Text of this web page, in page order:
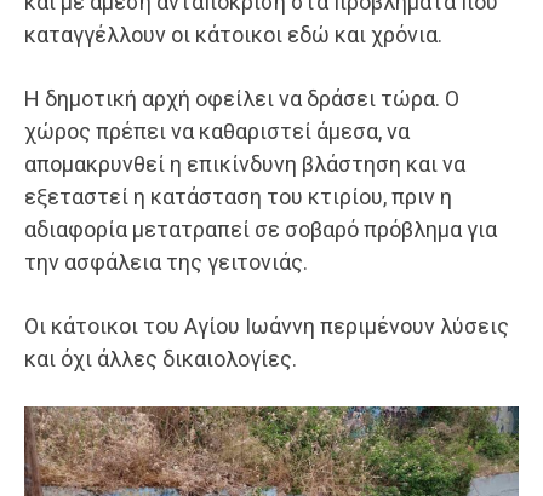
καταγγέλλουν οι κάτοικοι εδώ και χρόνια.
Η δημοτική αρχή οφείλει να δράσει τώρα. Ο
χώρος πρέπει να καθαριστεί άμεσα, να
απομακρυνθεί η επικίνδυνη βλάστηση και να
εξεταστεί η κατάσταση του κτιρίου, πριν η
αδιαφορία μετατραπεί σε σοβαρό πρόβλημα για
την ασφάλεια της γειτονιάς.
Οι κάτοικοι του Αγίου Ιωάννη περιμένουν λύσεις
και όχι άλλες δικαιολογίες.